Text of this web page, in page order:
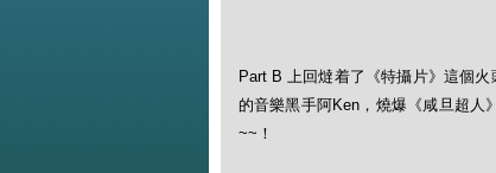
Part B 上回燵着了《特攝片》這個
的音樂黑手阿Ken，燒爆《咸旦超人
~~！